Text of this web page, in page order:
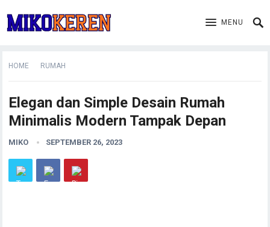
MENU
HOME RUMAH
Elegan dan Simple Desain Rumah
Minimalis Modern Tampak Depan
MIKO SEPTEMBER 26, 2023